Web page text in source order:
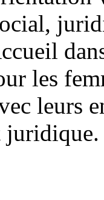
les
leurs
juridique.